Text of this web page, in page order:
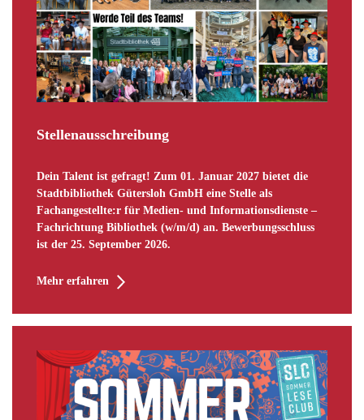
Stellenausschreibung
Dein Talent ist gefragt! Zum 01. Januar 2027 bietet die
Stadtbibliothek Gütersloh GmbH eine Stelle als
Fachangestellte:r für Medien- und Informationsdienste –
Fachrichtung Bibliothek (w/m/d) an. Bewerbungsschluss
ist der 25. September 2026.
Mehr erfahren